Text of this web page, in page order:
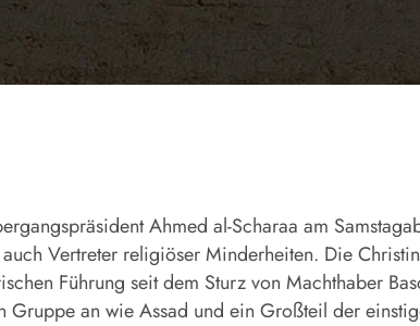
Ahmed al-Scharaa am
Vertreter religiöser Minderheiten. Die
Führung seit dem Sturz von Machthaber
an wie Assad und ein Großteil der